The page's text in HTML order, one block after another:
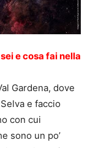
e cosa fai nella
Gardena, dove
e faccio
con cui
sono un po’